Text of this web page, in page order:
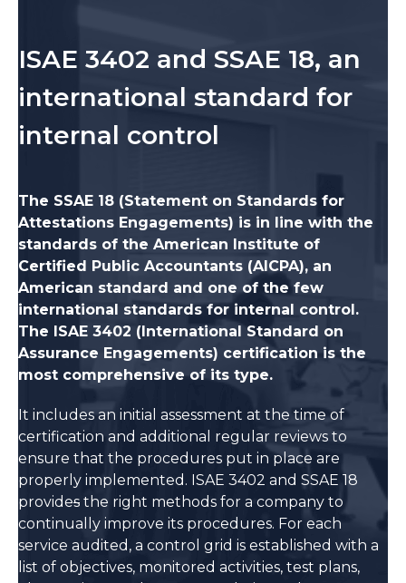
ISAE 3402 and SSAE 18, an
international standard for
internal control
The SSAE 18 (Statement on Standards for
Attestations Engagements) is in line with the
standards of the American Institute of
Certified Public Accountants (AICPA), an
American standard and one of the few
international standards for internal control.
The ISAE 3402 (International Standard on
Assurance Engagements) certification is the
most comprehensive of its type.
It includes an initial assessment at the time of
certification and additional regular reviews to
ensure that the procedures put in place are
properly implemented. ISAE 3402 and SSAE 18
provides the right methods for a company to
continually improve its procedures. For each
service audited, a control grid is established with a
list of objectives, monitored activities, test plans,